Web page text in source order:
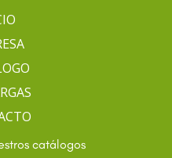
catálogos